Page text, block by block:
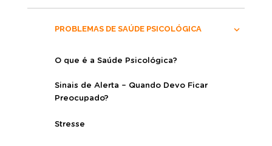
PROBLEMAS DE SAÚDE PSICOLÓGICA
O que é a Saúde Psicológica?
Sinais de Alerta – Quando Devo Ficar
Preocupado?
Stresse